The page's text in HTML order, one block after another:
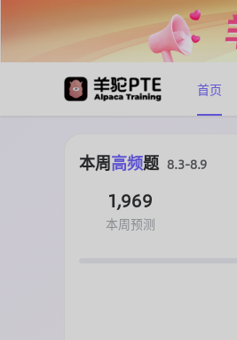
首页
本周高频题 8.3-8.9
1,969
本周预测